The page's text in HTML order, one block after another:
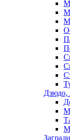
Дзюдо,